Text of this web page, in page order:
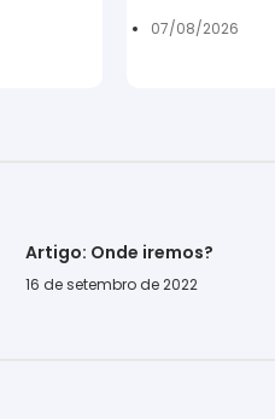
07/08/2026
Artigo: Onde iremos?
16 de setembro de 2022